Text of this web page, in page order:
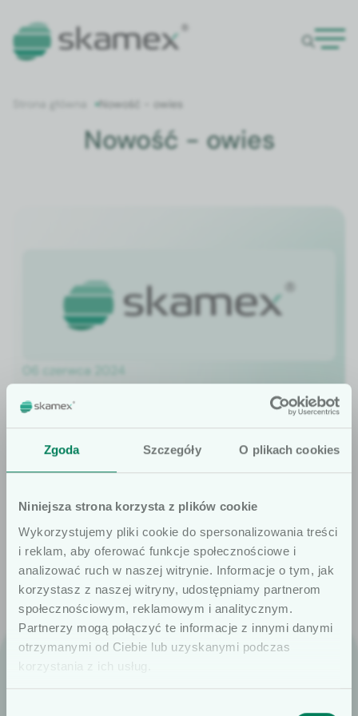
Zgoda Szczegóły O plikach cookies
Niniejsza strona korzysta z plików cookie
Wykorzystujemy pliki cookie do spersonalizowania treści
i reklam, aby oferować funkcje społecznościowe i
analizować ruch w naszej witrynie. Informacje o tym, jak
korzystasz z naszej witryny, udostępniamy partnerom
społecznościowym, reklamowym i analitycznym.
Partnerzy mogą połączyć te informacje z innymi danymi
otrzymanymi od Ciebie lub uzyskanymi podczas
korzystania z ich usług.
Nowość - owies
Nowość - owies
06 czerwca 2024
Potencjalne korzyści dla pracowników
ochrony zdrowia i pacjentów ze stosowania
składników wyciągu z owsa umieszczonych
w wewnętrznej warstwie rękawic nitrylowych
Szanowni użytkownicy
Informujemy, że prezentowane artykuły